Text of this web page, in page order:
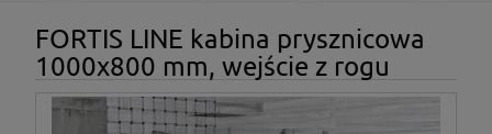
FORTIS LINE kabina prysznicowa
1000x800 mm, wejście z rogu